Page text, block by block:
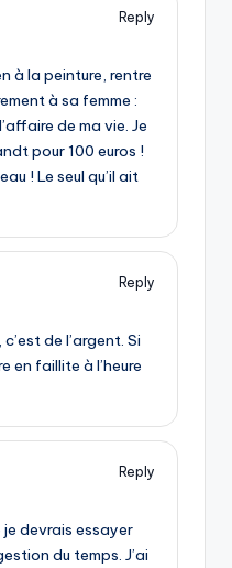
Reply
à la peinture, rentre
à sa femme :
de ma vie. Je
pour 100 euros !
! Le seul qu’il ait
Reply
de l’argent. Si
en faillite à l’heure
Reply
je devrais essayer
du temps. J’ai